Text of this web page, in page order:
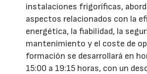
instalaciones frigoríficas,
aspectos relacionados con la
energética, la fiabilidad, la
mantenimiento y el coste de
formación se desarrollará en
15:00 a 19:15 horas, con un